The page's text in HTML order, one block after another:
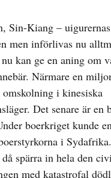
Sin-Kiang –
men införlivas nu
kan ge en aning om
Närmare en
i kinesiska
Det senare är en
boerkriget kunde
i
spärra in hela den
med katastrofal